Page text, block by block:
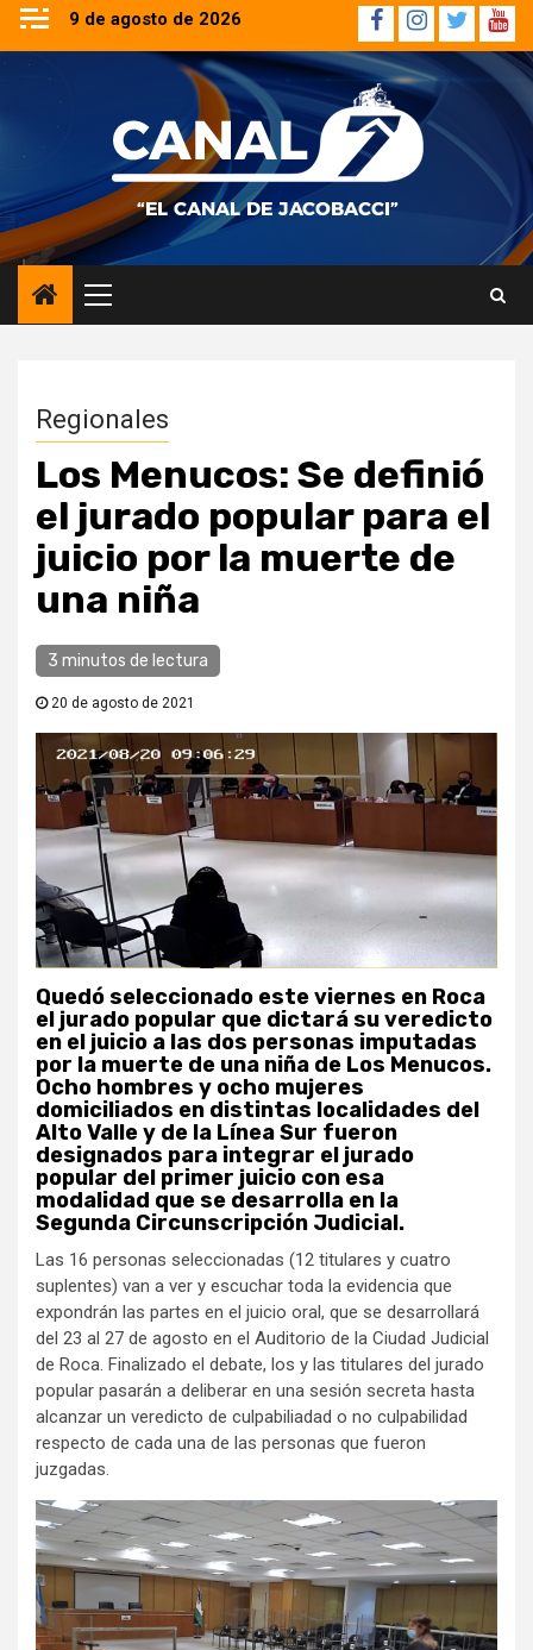
Saltar
contenido
9 de agosto de 2026 Facebook
Instagram
Twitter
Menú
principal
Regionales
Los Menucos: Se definió
el jurado popular para el
juicio por la muerte de
una niña
3 minutos de lectura
20 de agosto de 2021
Quedó seleccionado este viernes en Roca
el jurado popular que dictará su veredicto
en el juicio a las dos personas imputadas
por la muerte de una niña de Los Menucos.
Ocho hombres y ocho mujeres
domiciliados en distintas localidades del
Alto Valle y de la Línea Sur fueron
designados para integrar el jurado
popular del primer juicio con esa
modalidad que se desarrolla en la
Segunda Circunscripción Judicial.
Las 16 personas seleccionadas (12 titulares y cuatro
suplentes) van a ver y escuchar toda la evidencia que
expondrán las partes en el juicio oral, que se desarrollará
del 23 al 27 de agosto en el Auditorio de la Ciudad Judicial
de Roca. Finalizado el debate, los y las titulares del jurado
popular pasarán a deliberar en una sesión secreta hasta
alcanzar un veredicto de culpabiliadad o no culpabilidad
respecto de cada una de las personas que fueron
juzgadas.